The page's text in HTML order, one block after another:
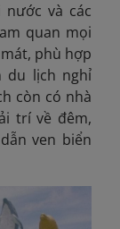
và các
quan mọi
phù hợp
du lịch nghỉ
còn có nhà
trí về đêm,
ven biển